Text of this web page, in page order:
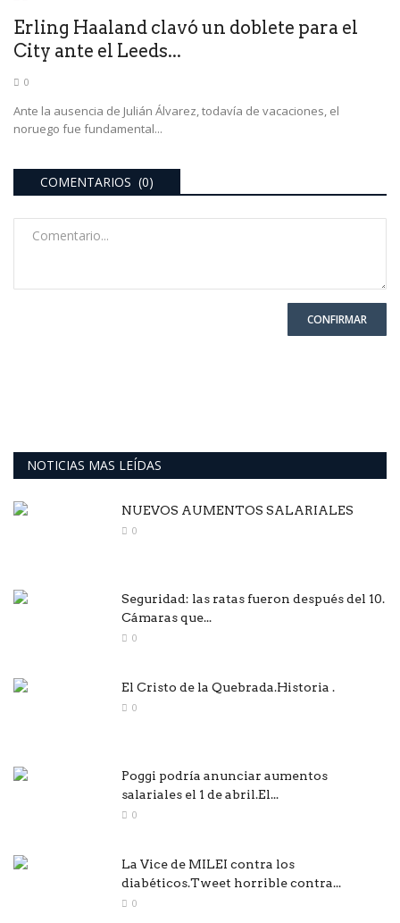
Erling Haaland clavó un doblete para el
City ante el Leeds...
0
Ante la ausencia de Julián Álvarez, todavía de vacaciones, el
noruego fue fundamental...
COMENTARIOS (0)
CONFIRMAR
NOTICIAS MAS LEÍDAS
NUEVOS AUMENTOS SALARIALES
0
Seguridad: las ratas fueron después del 10.
Cámaras que...
0
El Cristo de la Quebrada.Historia .
0
Poggi podría anunciar aumentos
salariales el 1 de abril.El...
0
La Vice de MILEI contra los
diabéticos.Tweet horrible contra...
0